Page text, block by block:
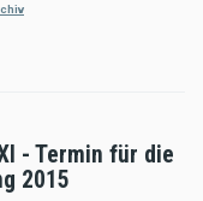
- Termin für die
2015